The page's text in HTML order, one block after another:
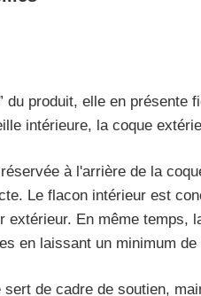
du produit, elle en
intérieure, la coque
à l'arrière de la
Le flacon intérieur est
extérieur. En même temps,
en laissant un minimum
sert de cadre de soutien,